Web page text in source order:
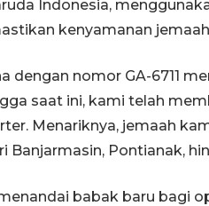
Indonesia,
kenyamanan
dengan nomor GA-6711
saat ini, kami telah
Menariknya, jemaah
Banjarmasin, Pontianak,
babak baru bagi